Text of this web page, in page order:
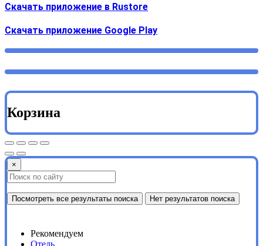
Скачать приложение в Rustore
Cкачать приложение Google Play
Корзина
×
Посмотреть все результаты поиска Нет результатов поиска
Рекомендуем
Отель